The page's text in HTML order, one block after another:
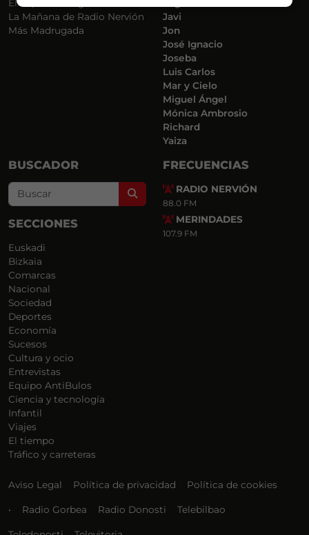
El Supermadrugador
La Mañana de Radio Nervión
Más Madrugada
Javi
Jon
José Ignacio
Joseba
Luis Carlos
Mar y Cielo
Miguel Ángel
Mónica Ambrosio
Richard
Yaiza
BUSCADOR
Search
SECCIONES
Euskadi
Bizkaia
Comarcas
Nacional
Sociedad
Deportes
Economía
Sucesos
Cultura y ocio
Entrevistas
Equipo AntiBulos
Ciencia y tecnología
Infantil
Viajes
El tiempo
Tráfico y carreteras
FRECUENCIAS
RADIO NERVIÓN
88.0 FM
MERINDADES
107.9 FM
Aviso Legal Política de privacidad Política de cookies
• Radio Gorbea Radio Donosti Telebilbao